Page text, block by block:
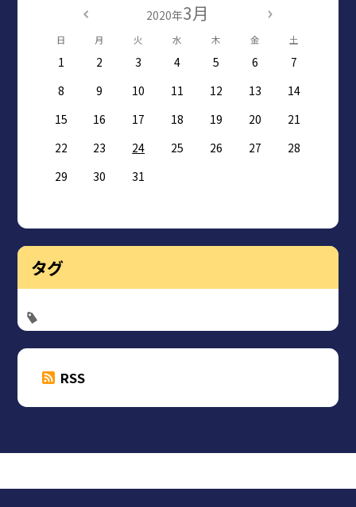
2020年3月
日 月 火 水 木 金 土
1 2 3 4 5 6
7
8
9 10 11 12 13
14
15
16 17 18 19 20
21
22
23 24 25 26 27
28
29
30 31
タグ
RSS